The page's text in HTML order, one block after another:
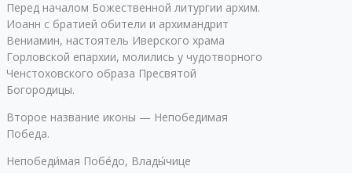
Перед началом Божественной литургии архим.
Иоанн с братией обители и архимандрит
Вениамин, настоятель Иверского храма
Горловской епархии, молились у чудотворного
Ченстоховского образа Пресвятой
Богородицы.
Второе название иконы — Непобедимая
Победа.
Непобеди́мая Побе́до, Влады́чице